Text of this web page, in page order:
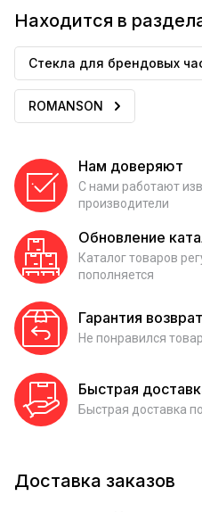
Находится в
Стекла для брендовых
ROMANSON
Нам доверяют
С нами работают
производители
Обновление
Каталог товаров
пополняется
Гарантия
Не понравился
Быстрая
Быстрая доставка
Доставка заказов